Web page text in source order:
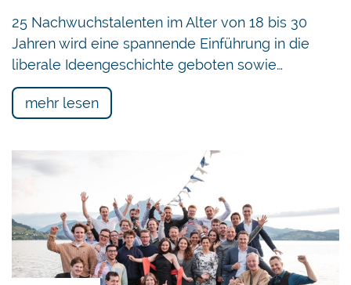
25 Nachwuchstalenten im Alter von 18 bis 30
Jahren wird eine spannende Einführung in die
liberale Ideengeschichte geboten sowie…
mehr lesen